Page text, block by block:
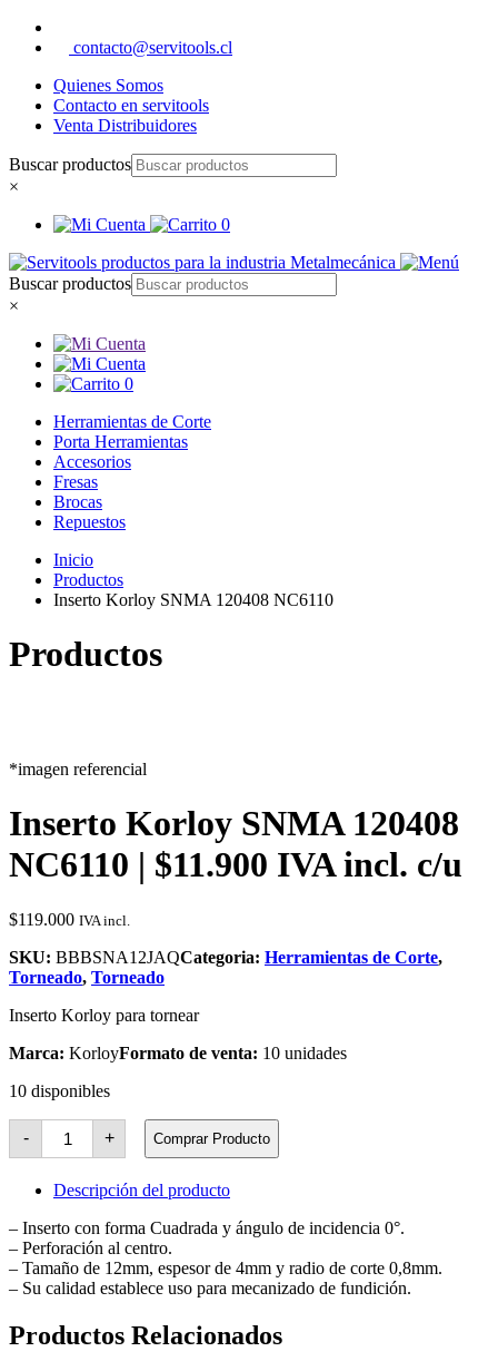
contacto@servitools.cl
Quienes Somos
Contacto en servitools
Venta Distribuidores
Buscar productos
×
0
Buscar productos
×
0
Herramientas de Corte
Porta Herramientas
Accesorios
Fresas
Brocas
Repuestos
Inicio
Productos
Inserto Korloy SNMA 120408 NC6110
Productos
*imagen referencial
Inserto Korloy SNMA 120408
NC6110 | $11.900 IVA incl. c/u
$119.000 IVA incl.
SKU: BBBSNA12JAQCategoria: Herramientas de Corte,
Torneado, Torneado
Inserto Korloy para tornear
Marca: KorloyFormato de venta: 10 unidades
10 disponibles
-
Inserto
Korloy
SNMA
120408
NC6110
+ Comprar Producto
Descripción del producto
– Inserto con forma Cuadrada y ángulo de incidencia 0°.
– Perforación al centro.
– Tamaño de 12mm, espesor de 4mm y radio de corte 0,8mm.
– Su calidad establece uso para mecanizado de fundición.
Productos Relacionados